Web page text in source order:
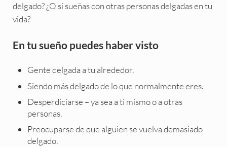
delgado? ¿O si sueñas con otras personas delgadas en tu
vida?
En tu sueño puedes haber visto
Gente delgada a tu alrededor.
Siendo más delgado de lo que normalmente eres.
Desperdiciarse – ya sea a ti mismo o a otras
personas.
Preocuparse de que alguien se vuelva demasiado
delgado.